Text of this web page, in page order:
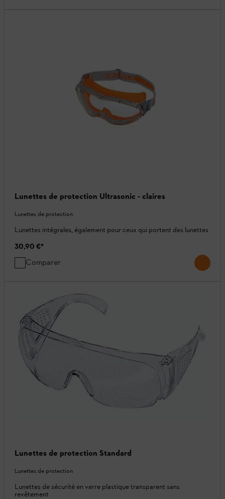
Lunettes de protection Ultrasonic - claires
Lunettes de protection
Lunettes intégrales, également pour ceux qui portent des lunettes
30,90 €*
Comparer
Lunettes de protection Standard
Lunettes de protection
Lunettes de sécurité en verre plastique transparent sans
revêtement